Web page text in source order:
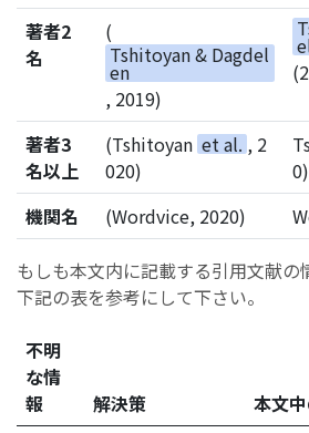
著者2
名
(
Tshitoyan & Dagdel
en
, 2019)
著者3
名以上
(Tshitoyan et al. , 2
020)
0)
機関名
(Wordvice, 2020)
もしも本文内に記載する引用文献の
下記の表を参考にして下さい。
不明
な情
報
解決策
本文